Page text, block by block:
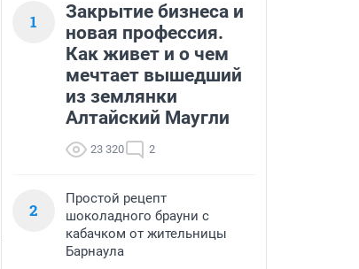
1
Закрытие бизнеса и
новая профессия.
Как живет и о чем
мечтает вышедший
из землянки
Алтайский Маугли
23 320 2
2
Простой рецепт
шоколадного брауни с
кабачком от жительницы
Барнаула